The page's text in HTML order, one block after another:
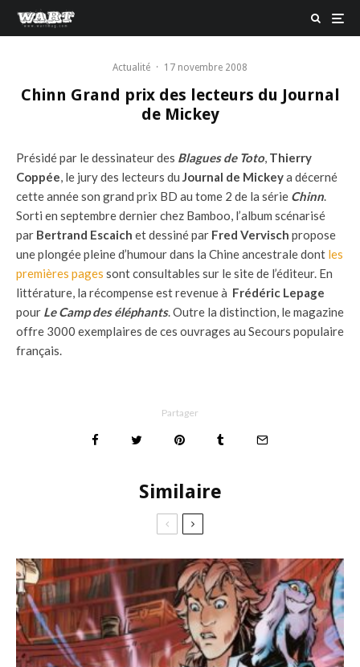
Actualité · 17 novembre 2008
Chinn Grand prix des lecteurs du Journal
de Mickey
Présidé par le dessinateur des Blagues de Toto, Thierry
Coppée, le jury des lecteurs du Journal de Mickeya décerné
cette année son grand prix BD au tome 2 de la série Chinn.
Sorti en septembre dernier chez Bamboo, l’album scénarisé
par Bertrand Escaich et dessiné par Fred Vervisch propose
une plongée pleine d’humour dans la Chine ancestrale dont les
premières pages sont consultables sur le site de l’éditeur. En
littérature, la récompense est revenue à Frédéric Lepage
pour Le Camp des éléphants. Outre la distinction, le magazine
offre 3000 exemplaires de ces ouvrages au Secours populaire
français.
Partager
Similaire